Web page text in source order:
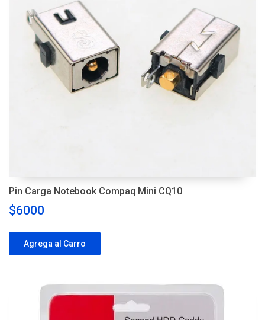
Pin Carga Notebook Compaq Mini CQ10
$6000
Agrega al Carro